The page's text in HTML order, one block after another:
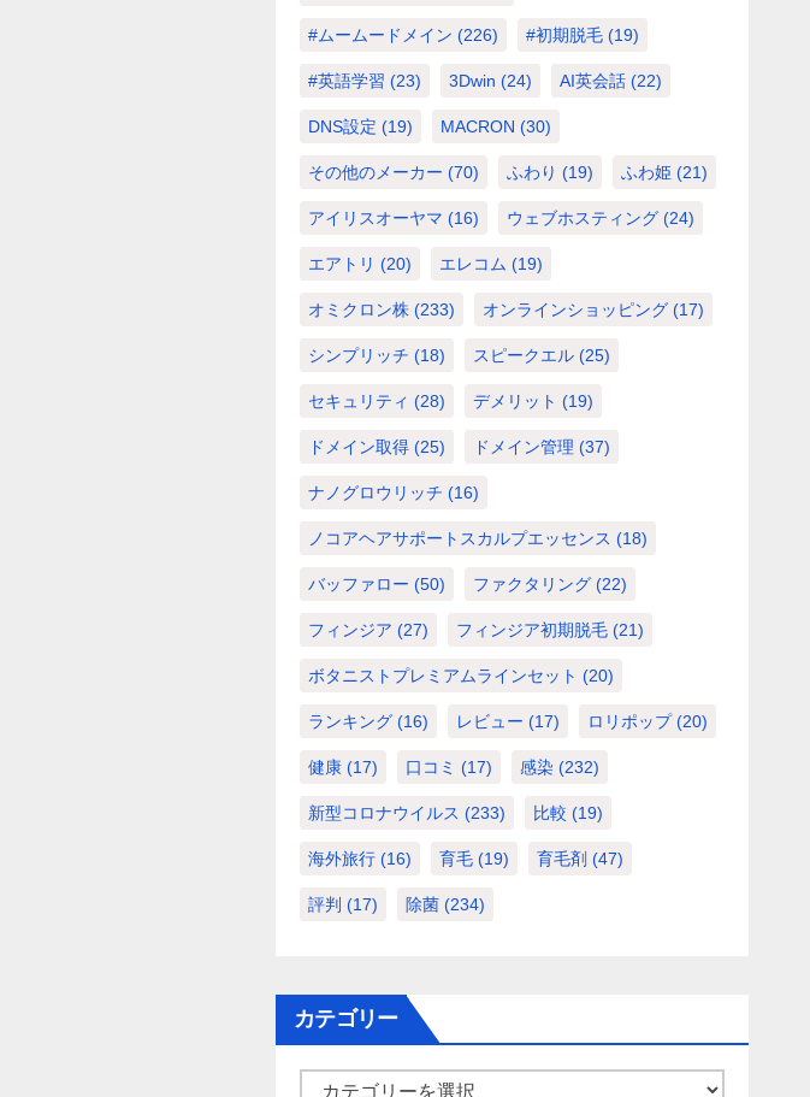
#ムームードメイン (226) #初期脱毛 (19)
#英語学習 (23) 3Dwin (24) AI英会話 (22)
DNS設定 (19) MACRON (30)
その他のメーカー (70) ふわり (19) ふわ姫 (21)
アイリスオーヤマ (16) ウェブホスティング (24)
エアトリ (20) エレコム (19)
オミクロン株 (233) オンラインショッピング (17)
シンプリッチ (18) スピークエル (25)
セキュリティ (28) デメリット (19)
ドメイン取得 (25) ドメイン管理 (37)
ナノグロウリッチ (16)
ノコアヘアサポートスカルプエッセンス (18)
バッファロー (50) ファクタリング (22)
フィンジア (27) フィンジア初期脱毛 (21)
ボタニストプレミアムラインセット (20)
ランキング (16) レビュー (17) ロリポップ(20)
健康 (17) 口コミ (17) 感染 (232)
新型コロナウイルス (233) 比較 (19)
海外旅行 (16) 育毛 (19) 育毛剤 (47)
評判 (17) 除菌 (234)
カテゴリー